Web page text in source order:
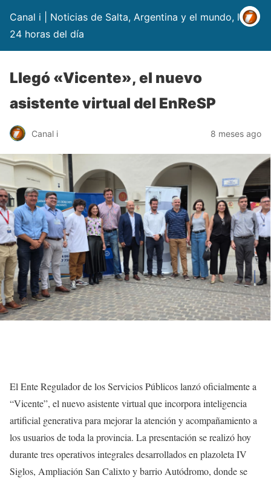
Canal i | Noticias de Salta, Argentina y el mundo, las
24 horas del día
Llegó «Vicente», el nuevo
asistente virtual del EnReSP
Canal i 8 meses ago
El Ente Regulador de los Servicios Públicos lanzó oficialmente a
“Vicente”, el nuevo asistente virtual que incorpora inteligencia
artificial generativa para mejorar la atención y acompañamiento a
los usuarios de toda la provincia. La presentación se realizó hoy
durante tres operativos integrales desarrollados en plazoleta IV
Siglos, Ampliación San Calixto y barrio Autódromo, donde se